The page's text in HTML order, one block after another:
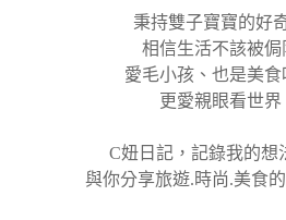
秉持雙子寶寶的好
相信生活不該被侷
愛毛小孩、也是美食
更愛親眼看世界
C妞日記，記錄我的想
與你分享旅遊.時尚.美食